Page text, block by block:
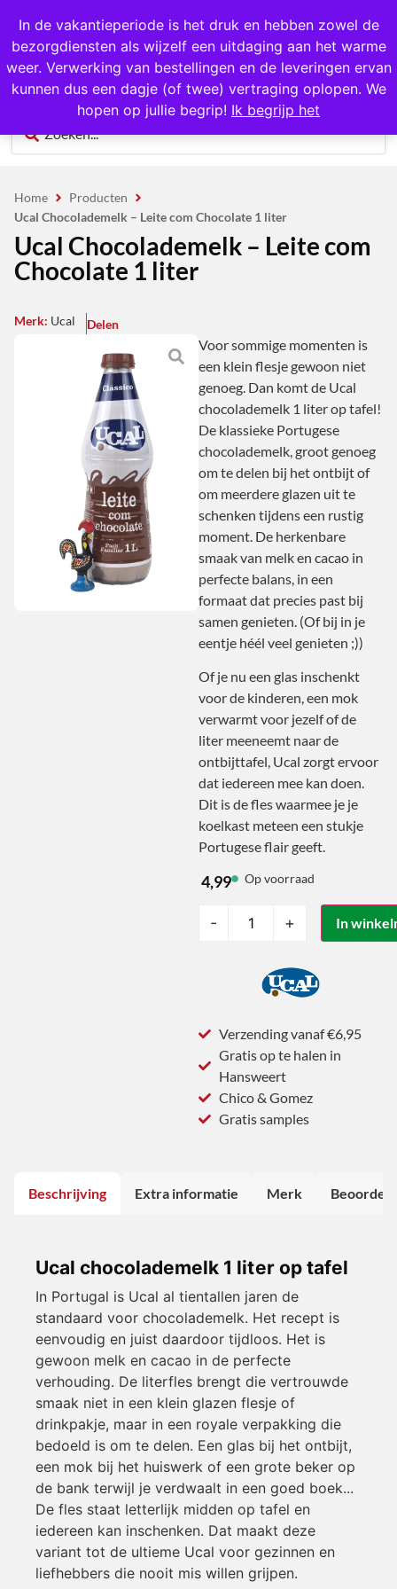
In de vakantieperiode is het druk en hebben zowel de
bezorgdiensten als wijzelf een uitdaging aan het warme
weer. Verwerking van bestellingen en de leveringen ervan
kunnen dus een dagje (of twee) vertraging oplopen. We
hopen op jullie begrip! Ik begrijp het
1000+ producten op voorraad
0
Home
Producten
Ucal Chocolademelk – Leite com Chocolate 1 liter
Ucal Chocolademelk – Leite com
Chocolate 1 liter
Merk: Ucal Delen
Voor sommige momenten is
een klein flesje gewoon niet
genoeg. Dan komt de Ucal
chocolademelk 1 liter op tafel!
De klassieke Portugese
chocolademelk, groot genoeg
om te delen bij het ontbijt of
om meerdere glazen uit te
schenken tijdens een rustig
moment. De herkenbare
smaak van melk en cacao in
perfecte balans, in een
formaat dat precies past bij
samen genieten. (Of bij in je
eentje héél veel genieten ;))
Of je nu een glas inschenkt
voor de kinderen, een mok
verwarmt voor jezelf of de
liter meeneemt naar de
ontbijttafel, Ucal zorgt ervoor
dat iedereen mee kan doen.
Dit is de fles waarmee je je
koelkast meteen een stukje
Portugese flair geeft.
4,99 Op voorraad
- + In
Verzending vanaf €6,95
Gratis op te halen in
Hansweert
Chico & Gomez
Gratis samples
Beschrijving Extra informatie Merk
Ucal chocolademelk 1 liter op tafel
In Portugal is Ucal al tientallen jaren de
standaard voor chocolademelk. Het recept is
eenvoudig en juist daardoor tijdloos. Het is
gewoon melk en cacao in de perfecte
verhouding. De literfles brengt die vertrouwde
smaak niet in een klein glazen flesje of
drinkpakje, maar in een royale verpakking die
bedoeld is om te delen. Een glas bij het ontbijt,
een mok bij het huiswerk of een grote beker op
de bank terwijl je verdwaalt in een goed boek...
De fles staat letterlijk midden op tafel en
iedereen kan inschenken. Dat maakt deze
variant tot de ultieme Ucal voor gezinnen en
liefhebbers die nooit mis willen grijpen.